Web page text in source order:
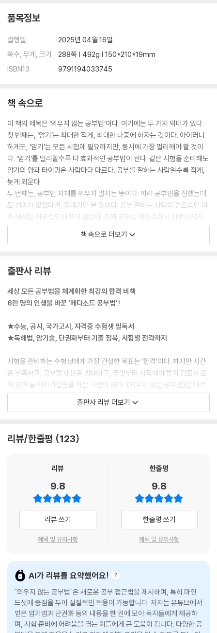
[범주화 암기법] 같은 정보끼리 모을 것
[변환 암기법] 외우기 싫어도 외워지는 노하우
[인출 암기법] 기억의 빈틈을 찾아 보완하는 기술
외우지 않는 각 암기법을 사용할 때의 유의점
시험공부에 최적화된 책 정리 노하우
시험에 나올 것만 추려내는 법
고득점을 놓치지 않는 4가지 전략
기본서를 보는 순서
기출문제를 보는 순서
마치면서
완전히 다른 레벨로의 초대
제대로 공부하기 전에는 결코 알 수 없는 세계
공부법을 온전히 내 것으로 만드는 법
시험장에 들어갈 때까지 기억해야 할 것들
품목정보
발행일
2025년 04월 16일
쪽수, 무게, 크기
288쪽 | 492g | 150*210*19mm
ISBN13
9791194033745
책 속으로
이 책의 제목은 ‘외우지 않는 공부법’이다. 여기에는 두 가지 의미가 있다.
첫 번째는, ‘암기’는 최대한 적게, 최대한 나중에 하자는 것이다. 아이러니
하게도, ‘암기’는 모든 시험에 필요하지만, 동시에 가장 멀리해야 할 것이
다. ‘암기’를 멀리할수록 더 효과적인 공부법이 된다. 같은 시험을 준비해도
암기의 양과 타이밍은 사람마다 다르다. 공부를 잘하는 사람일수록 적게,
늦게 외운다.
두 번째는, 공부법 자체를 외우지 말자는 뜻이다. 여러 공부법을 접했는데
도 성과가 없었다면, 껍데기만 본 탓이다. 공부 잘하는 사람의 겉모습만 따
라 해서는 아무것도 바뀌지 않는다. 진짜 공부는 머릿속에서 이루어지기
때문이다. ‘왜 그렇게 공부하는가’를 이해해야, 내 공부에 맞게 적용할 수
“공부라는 건 어떻게 작동하는 걸까? 모든 공부를 관통하는 방법론은 없
을까?”
그렇게 ‘공부법 덕후’가 된 후 많은 변화가 일어났다.
3년 뒤, 의대에서 상위 10% 이내의 성적을 받았다.
4년 뒤, 내 공부에서 고민이 사라졌고 다른 이의 공부까지 돕기 시작했다.
러 공부법에 일관된 원리가 숨어 있었다. 공부법은 불규칙한 개념의 집합
이지만, 특정 관점으로 보면 깔끔하게 정리되었다. 공부법에도 절대적으로
중요한 원칙이 있었다.
--- pp.22-23, 「의대로 가는 길을 찾고 싶었다」 중에서
고 업무의 효율도 좋아졌다. 의대 상위권을 유지하면서 사업도
아니라 다른 영역에서도 성과를 얻었다.
--- pp.50-51, 「[목적감각] 목표만을 정조준하는 태도」 중에서
개념/기출/모의고사/파이널로 나누는 자체가 일종의 마케팅이라고 생각
한다. 생각 없이 순서대로 따라가면 돈과 시간을 낭비하게 된다. 사실은 개
념을 공부하기 전에 기출문제를 먼저 봐도 된다. 그게 더 좋은 경우도 많다.
문제는 점수 받기에 유리한 순서대로 풀면 된다. 순서는 자기가 정하는 것
--- pp.60-61, 「[순서감각] 합격의 최단 루트를 찾는 비결」 중에서
내가 직접 단권화하는 방법이 있다. 이것을 ‘서브노트 공부법’이라 부르기
도 한다. 다만 방법이 잘못되면 노트를 만드는 데 엄청난 시간이 걸린다. 그
래서 올바른 방법을 알아야 한다.
이때는 목차부터 만들어야 한다. 교재를 읽을 때 목차부터 보는 것과 마찬
책 속으로 더보기
출판사 리뷰
세상 모든 공부법을 체계화한 최강의 합격 비책
6만 명의 인생을 바꾼 ‘메디소드 공부법’!
★수능, 공시, 국가고시, 자격증 수험생 필독서
★독해법, 암기술, 단권화부터 기출 정복, 시험별 전략까지
시험을 준비하는 수험생에게 가장 간절한 목표는 ‘합격’이다. 하지만 시간
은 부족하고, 공부할 내용은 방대하고, 무엇부터 시작해야 할지 감조차 오
지 않아 늘 제자리걸음을 하는 사람이 많다. 《외우지 않는 공부법》은 바로
이런 수험생들을 위한 책이다. 단기간에 실력을 끌어올리고 싶지만 감정적
인 동기부여보다 실질적인 방법이 절실한 이들에게, 저자는 자신이 직접
가능’한 공부의 원리와 기술이 체계적으로 정리돼 있다. 독해법부터 회독
이어지는 공부법만을 담아낸 이 책은 수험생들에게 가장 실용적이고 현실
‘이해’로 시작해 ‘암기’를 줄이고, 빠르게 ‘합격’하라!
공부의 방향+효율+깊이를 꽉 잡는 합격의 기술
이 책의 저자 손의찬은 현재는 최상위권 의대에 재학 중이지만, 처음부터
않아 스스로 난독증이 아닐까 고민했고, 첫 수능을 실패로 끝낸 경험도 있
다. 좌절 끝에 더는 실패할 수 없다는 절박함으로 공부법을 연구하기 시작
했고, 수십 권의 공부법 책과 수많은 합격 수기, 해외 자료까지 분석한 끝에
지금의 공부법을 완성하게 됐다.
그렇게 탄생한 ‘외우지 않는 공부법’의 핵심은 바로 3가지 감각이다. 공부
의 전 과정을 ‘시험 합격’이라는 목표에 초점을 맞추는 ‘목적감각’, 학습 순
출판사 리뷰 더보기
리뷰/한줄평 123
리뷰
9.8
리뷰 쓰기
혜택 및 유의사항
한줄평
9.8
한줄평 쓰기
혜택 및 유의사항
AI가 리뷰를 요약했어요!
"외우지 않는 공부법"은 새로운 공부 접근법을 제시하며, 특히 마인
드셋에 중점을 두어 실질적인 적용이 가능합니다. 저자는 유튜브에서
얻은 암기법과 단권화 등의 내용을 한 권에 모아 독자들에게 제공하
며, 시험 준비에 어려움을 겪는 이들에게 큰 도움이 됩니다. 다양한 공